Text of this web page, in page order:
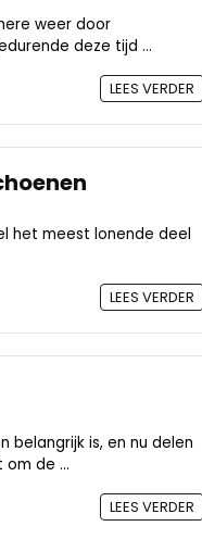
weer door
deze tijd ...
LEES VERDER
het meest lonende deel
LEES VERDER
belangrijk is, en nu delen
de ...
LEES VERDER